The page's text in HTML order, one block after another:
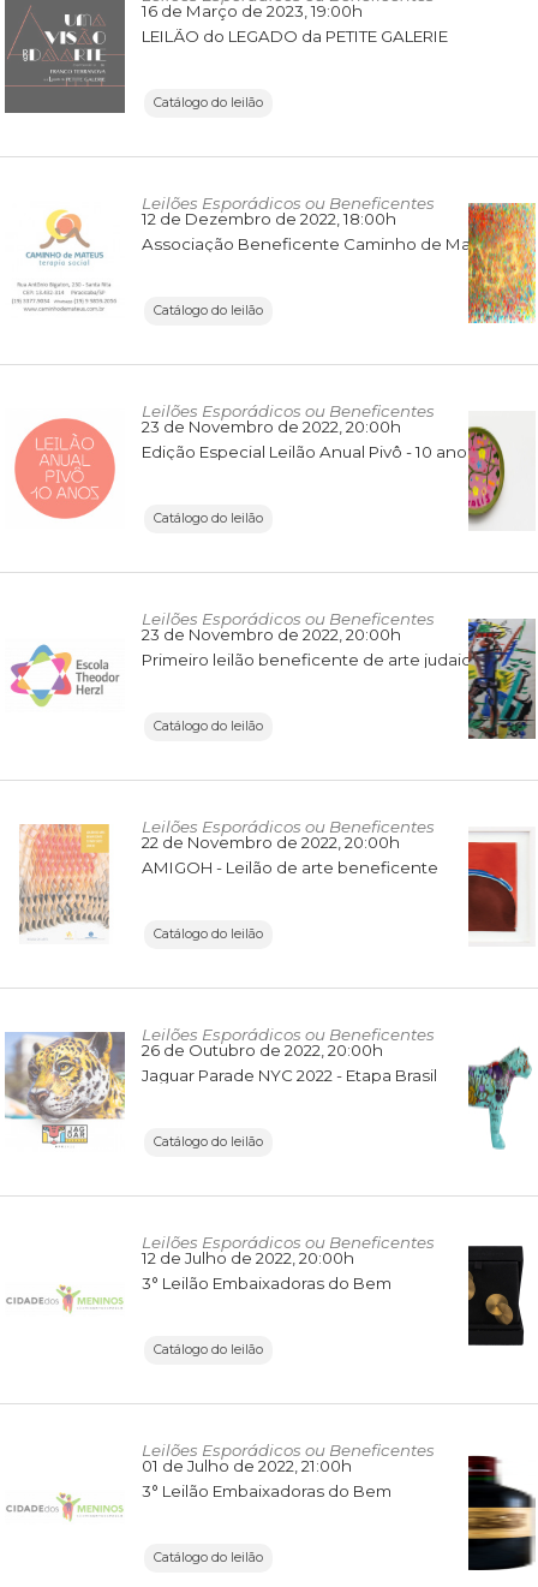
16 de Março de 2023 , 19:00h
LEILÃO do LEGADO da PETITE GALERIE
Catálogo do leilão
Leilões Esporádicos ou Beneficentes
12 de Dezembro de 2022 , 18:00h
Associação Beneficente Caminho de Mateus - Terapia Social
Catálogo do leilão
Leilões Esporádicos ou Beneficentes
23 de Novembro de 2022 , 20:00h
Edição Especial Leilão Anual Pivô - 10 anos
Catálogo do leilão
Leilões Esporádicos ou Beneficentes
23 de Novembro de 2022 , 20:00h
Primeiro leilão beneficente de arte judaica da escola Theodor Herzl
Catálogo do leilão
Leilões Esporádicos ou Beneficentes
22 de Novembro de 2022 , 20:00h
AMIGOH - Leilão de arte beneficente
Catálogo do leilão
Leilões Esporádicos ou Beneficentes
26 de Outubro de 2022 , 20:00h
Jaguar Parade NYC 2022 - Etapa Brasil
Catálogo do leilão
Leilões Esporádicos ou Beneficentes
12 de Julho de 2022 , 20:00h
3° Leilão Embaixadoras do Bem
Catálogo do leilão
Leilões Esporádicos ou Beneficentes
01 de Julho de 2022 , 21:00h
3° Leilão Embaixadoras do Bem
Catálogo do leilão